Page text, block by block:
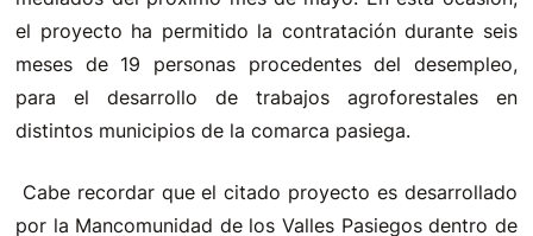
el proyecto ha permitido la contratación durante seis
meses de 19 personas procedentes del desempleo,
para el desarrollo de trabajos agroforestales en
distintos municipios de la comarca pasiega.
Cabe recordar que el citado proyecto es desarrollado
por la Mancomunidad de los Valles Pasiegos dentro de